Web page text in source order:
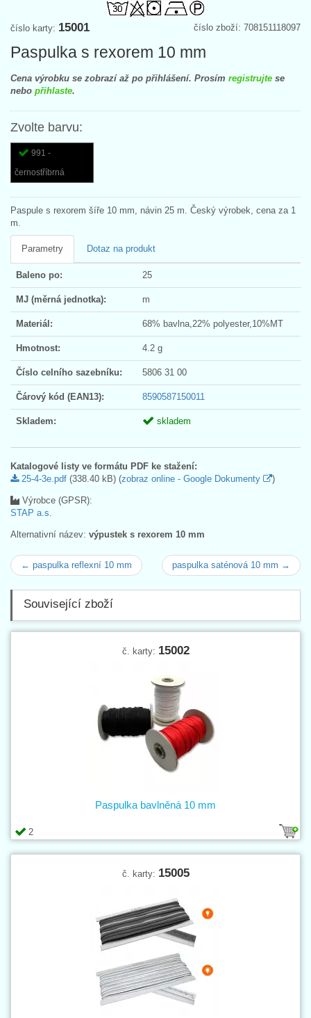
číslo zboží: 708151118097
číslo karty: 15001
Paspulka s rexorem 10 mm
Cena výrobku se zobrazí až po přihlášení. Prosím registrujte se
nebo přihlaste.
Zvolte barvu:
991 -
černostříbrná
Paspule s rexorem šíře 10 mm, návin 25 m. Český výrobek, cena za 1
m.
Parametry Dotaz na produkt
Baleno po: 25
MJ (měrná jednotka): m
Materiál: 68% bavlna,22% polyester,10%MT
Hmotnost: 4.2 g
Číslo celního sazebníku: 5806 31 00
Čárový kód (EAN13): 8590587150011
Skladem: skladem
Katalogové listy ve formátu PDF ke stažení:
25-4-3e.pdf (338.40 kB) (zobraz online - Google Dokumenty )
Výrobce (GPSR):
STAP a.s.
Alternativní název: výpustek s rexorem 10 mm
← paspulka reflexní 10 mm paspulka saténová 10 mm →
Související zboží
č. karty: 15002
2
Paspulka bavlněná 10 mm
č. karty: 15005